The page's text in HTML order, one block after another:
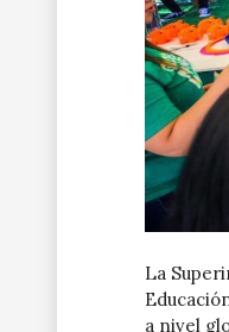
La
a nivel